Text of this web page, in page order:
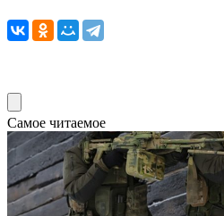
Самое читаемое